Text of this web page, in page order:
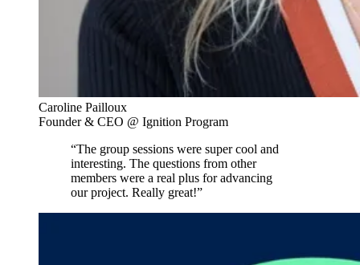
Caroline Pailloux
Founder & CEO @ Ignition Program
“The group sessions were super cool and
interesting. The questions from other
members were a real plus for advancing
our project. Really great!”